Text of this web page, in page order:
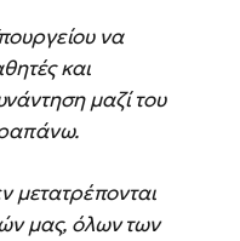
να
και
μαζί του
μετατρέπονται
μας, όλων των